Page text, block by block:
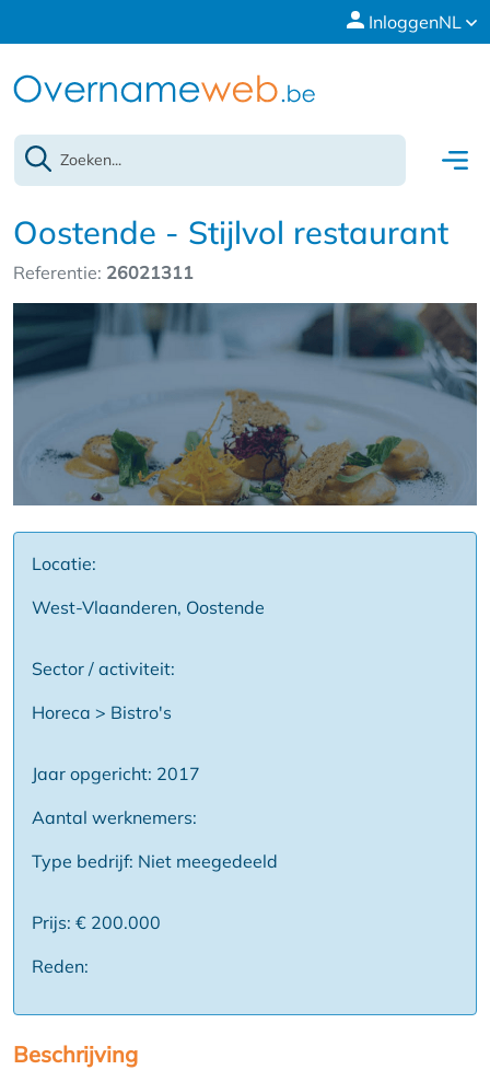
InloggenNL
Oostende - Stijlvol restaurant
Referentie: 26021311
Locatie:
West-Vlaanderen, Oostende
Sector / activiteit:
Horeca > Bistro's
Jaar opgericht: 2017
Aantal werknemers:
Type bedrijf: Niet meegedeeld
Prijs: € 200.000
Reden:
Beschrijving